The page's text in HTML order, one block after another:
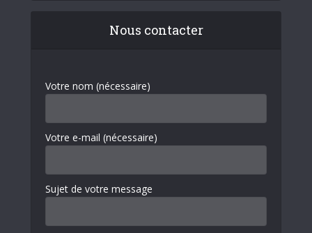
Nous contacter
Votre nom (nécessaire)
Votre e-mail (nécessaire)
Sujet de votre message